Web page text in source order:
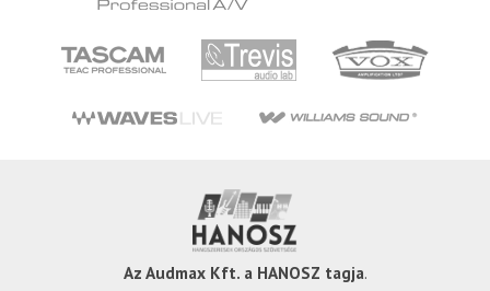
Az Audmax Kft. a HANOSZ tagja.